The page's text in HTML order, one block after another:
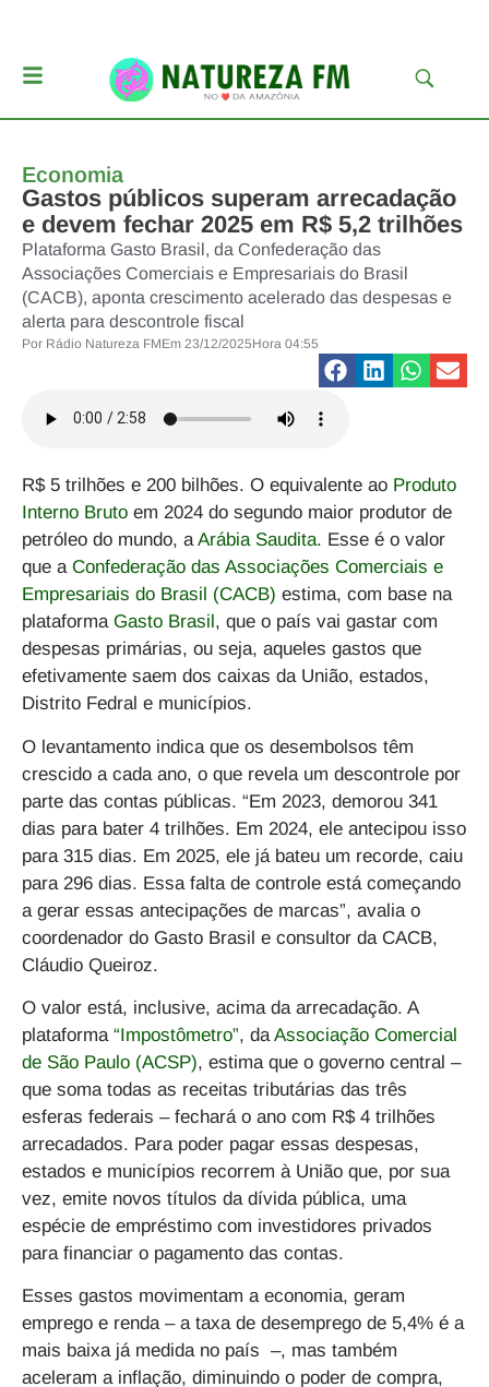
Economia
Gastos públicos superam arrecadação
e devem fechar 2025 em R$ 5,2 trilhões
Plataforma Gasto Brasil, da Confederação das
Associações Comerciais e Empresariais do Brasil
(CACB), aponta crescimento acelerado das despesas e
alerta para descontrole fiscal
Por Rádio Natureza FMEm 23/12/2025Hora 04:55
R$ 5 trilhões e 200 bilhões. O equivalente ao Produto
Interno Bruto em 2024 do segundo maior produtor de
petróleo do mundo, aArábia Saudita. Esse é o valor
que a Confederação das Associações Comerciais e
Empresariais do Brasil (CACB) estima, com base na
plataforma Gasto Brasil , que o país vai gastar com
despesas primárias, ou seja, aqueles gastos que
efetivamente saem dos caixas da União, estados,
Distrito Fedral e municípios.
O levantamento indica que os desembolsos têm
crescido a cada ano, o que revela um descontrole por
parte das contas públicas. “Em 2023, demorou 341
dias para bater 4 trilhões. Em 2024, ele antecipou isso
para 315 dias. Em 2025, ele já bateu um recorde, caiu
para 296 dias. Essa falta de controle está começando
a gerar essas antecipações de marcas”, avalia o
coordenador do Gasto Brasil e consultor da CACB,
Cláudio Queiroz.
O valor está, inclusive, acima da arrecadação. A
plataforma “Impostômetro”, daAssociação Comercial
de São Paulo (ACSP), estima que o governo central –
que soma todas as receitas tributárias das três
esferas federais – fechará o ano com R$ 4 trilhões
arrecadados. Para poder pagar essas despesas,
estados e municípios recorrem à União que, por sua
vez, emite novos títulos da dívida pública, uma
espécie de empréstimo com investidores privados
para financiar o pagamento das contas.
Esses gastos movimentam a economia, geram
emprego e renda – a taxa de desemprego de 5,4% é a
mais baixa já medida no país –, mas também
aceleram a inflação, diminuindo o poder de compra,